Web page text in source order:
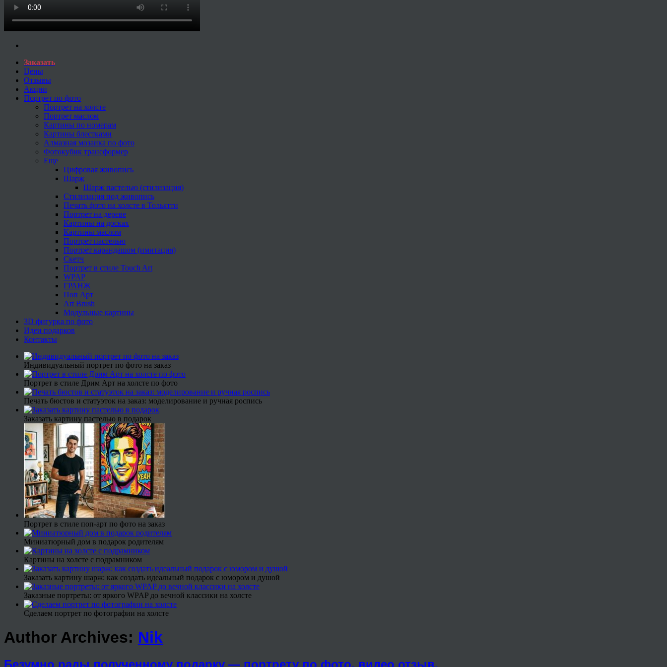
Заказать
Цены
Отзывы
Акции
Портрет по фото
Портрет на холсте
Портрет маслом
Картины по номерам
Картины блестками
Алмазная мозаика по фото
Фотокубик трансформер
Еще
Цифровая живопись
Шарж
Шарж пастелью (стилизация)
Стилизация под живопись
Печать фото на холсте в Тольятти
Портрет на дереве
Картины на досках
Картины маслом
Портрет пастелью
Портрет карандашом (имитация)
Скетч
Портрет в стиле Touch Art
WPAP
ГРАНЖ
Поп Арт
Art Brush
Модульные картины
3D фигурка по фото
Идеи подарков
Контакты
Индивидуальный портрет по фото на заказ
Портрет в стиле Дрим Арт на холсте по фото
Печать бюстов и статуэток на заказ: моделирование и ручная роспись
Заказать картину пастелью в подарок
Портрет в стиле поп-арт по фото на заказ
Миниатюрный дом в подарок родителям
Картины на холсте с подрамником
Заказать картину шарж: как создать идеальный подарок с юмором и душой
Заказные портреты: от яркого WPAP до вечной классики на холсте
Сделаем портрет по фотографии на холсте
Author Archives: Nik
Безумно рады полученному подарку — портрету по фото, видео отзыв.